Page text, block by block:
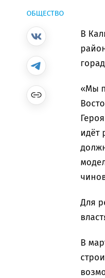
ОБЩЕСТВО
В
«Мы
идёт
Для
В